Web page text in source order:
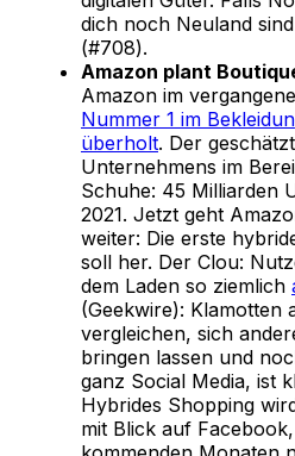
dich noch Neuland
(#708).
Amazon plant
Amazon im
Nummer 1 im
überholt. Der
Unternehmens im
Schuhe: 45 Milliarden
2021. Jetzt geht
weiter: Die erste
soll her. Der Clou:
dem Laden so ziemlich
(Geekwire): Klamotten
vergleichen, sich
bringen lassen und
ganz Social Media, ist
Hybrides Shopping
mit Blick auf